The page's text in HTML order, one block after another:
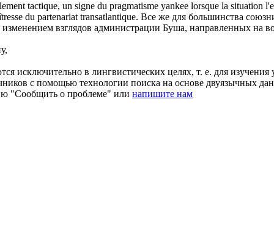
tactique, un signe du pragmatisme yankee lorsque la situation
du partenariat transatlantique. Все же для большинства
изменением взглядов администрации Буша, направленных на
исключительно в лингвистических целях, т. е. для
с помощью технологии поиска на основе двуязычных
"Сообщить о проблеме" или напишите нам